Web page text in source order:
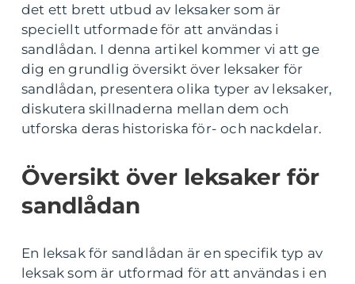
det ett brett utbud av leksaker som är
speciellt utformade för att användas i
sandlådan. I denna artikel kommer vi att ge
dig en grundlig översikt över leksaker för
sandlådan, presentera olika typer av leksaker,
diskutera skillnaderna mellan dem och
utforska deras historiska för- och nackdelar.
Översikt över leksaker för
sandlådan
En leksak för sandlådan är en specifik typ av
leksak som är utformad för att användas i en